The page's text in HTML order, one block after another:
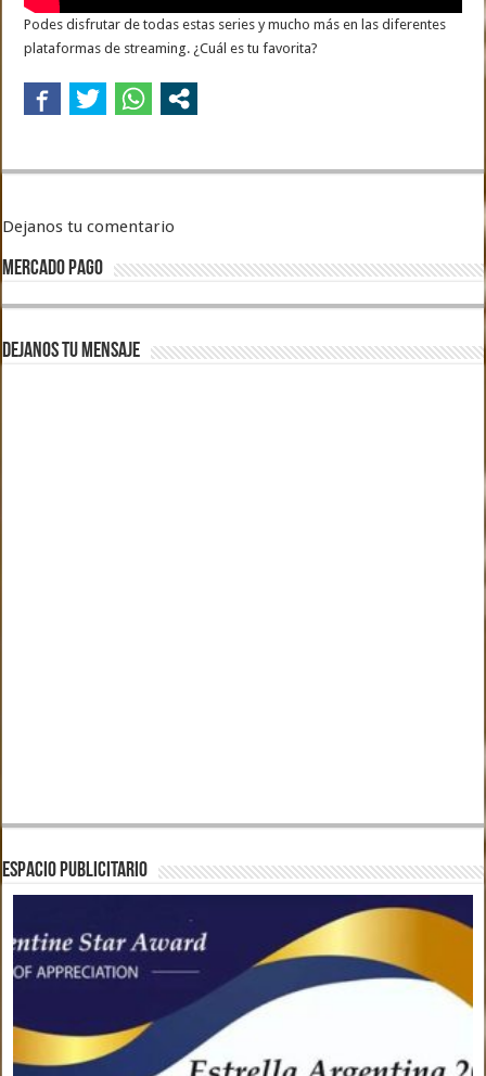
Podes disfrutar de todas estas series y mucho más en las diferentes
plataformas de streaming. ¿Cuál es tu favorita?
Dejanos tu comentario
MERCADO PAGO
DEJANOS TU MENSAJE
ESPACIO PUBLICITARIO